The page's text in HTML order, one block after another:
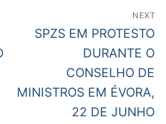
NEXT
Next
SPZS EM PROTESTO
DURANTE O
CONSELHO DE
MINISTROS EM ÉVORA,
22 DE JUNHO